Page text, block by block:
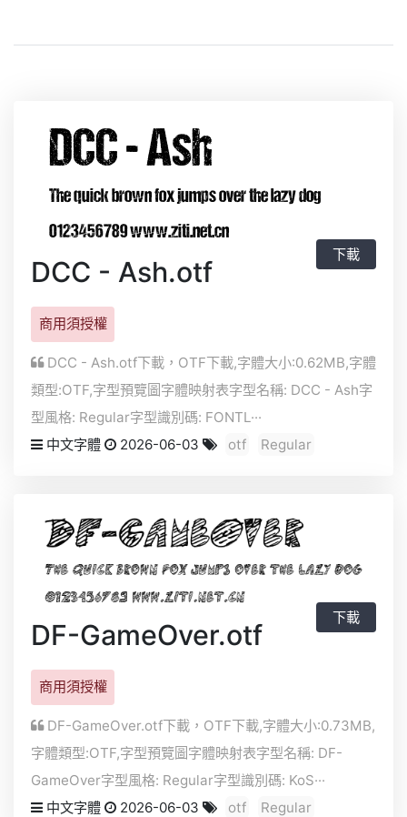
DCC - Ash.otf
下載
商用須授權
DCC - Ash.otf下載， OTF下載,字體大小:0.62MB,字體
類型:OTF,字型預覽圖字體映射表字型名稱: DCC - Ash字
型風格: Regular字型識別碼: FONTL···
中文字體
2026-06-03 otf Regular
DF-GameOver.otf
下載
商用須授權
DF-GameOver.otf下載， OTF下載,字體大小:0.73MB,
字體類型:OTF,字型預覽圖字體映射表字型名稱: DF-
GameOver字型風格: Regular字型識別碼: KoS···
中文字體
2026-06-03 otf Regular